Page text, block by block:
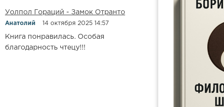
Уолпол Гораций - Замок Отранто
Анатолий 14 октября 2025 14:57
Книга понравилась. Особая
благодарность чтецу!!!